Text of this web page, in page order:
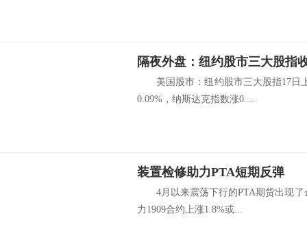
美国股市：纽约股市三大股指17日
0.09%，纳斯达克指数涨0....
装置检修助力PTA短期反弹
4月以来震荡下行的PTA期货出现了
力1909合约上涨1.8%或...